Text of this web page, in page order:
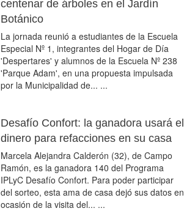
centenar de árboles en el Jardín
Botánico
La jornada reunió a estudiantes de la Escuela
Especial Nº 1, integrantes del Hogar de Día
'Despertares' y alumnos de la Escuela Nº 238
'Parque Adam', en una propuesta impulsada
por la Municipalidad de... ...
Desafío Confort: la ganadora usará el
dinero para refacciones en su casa
Marcela Alejandra Calderón (32), de Campo
Ramón, es la ganadora 140 del Programa
IPLyC Desafío Confort. Para poder participar
del sorteo, esta ama de casa dejó sus datos en
ocasión de la visita del... ...